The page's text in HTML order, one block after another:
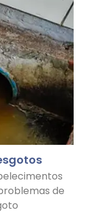
de